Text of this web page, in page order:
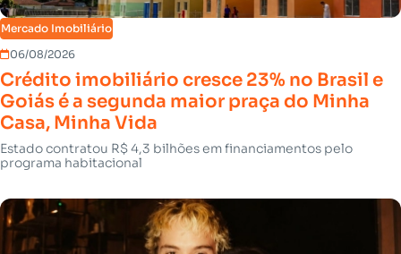
Mercado Imobiliário
06/08/2026
Crédito imobiliário cresce 23% no Brasil e
Goiás é a segunda maior praça do Minha
Casa, Minha Vida
Estado contratou R$ 4,3 bilhões em financiamentos pelo
programa habitacional